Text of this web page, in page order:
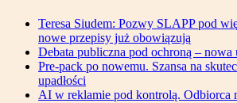
Teresa Siudem: Pozwy SLAPP pod
nowe przepisy już obowiązują
Debata publiczna pod ochroną –
Pre-pack po nowemu. Szansa na
upadłości
AI w reklamie pod kontrolą. Odbiorca